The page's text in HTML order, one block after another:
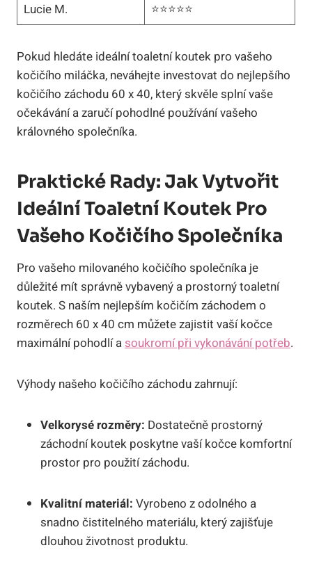
Lucie M.
⭐️⭐️⭐️⭐️⭐️
Pokud hledáte ideální toaletní koutek pro vašeho
kočičího miláčka, neváhejte investovat do nejlepšího
kočičího záchodu 60 x 40, který skvěle splní vaše
očekávání a zaručí pohodlné používání vašeho
královného společníka.
Praktické Rady: Jak Vytvořit
Ideální Toaletní Koutek Pro
Vašeho Kočičího Společníka
Pro vašeho milovaného kočičího společníka je
důležité mít správně vybavený a prostorný toaletní
koutek. S naším nejlepším kočičím záchodem o
rozměrech 60 x 40 cm můžete zajistit vaší kočce
maximální pohodlí asoukromí při vykonávání potřeb.
Výhody našeho kočičího záchodu zahrnují:
Velkorysé rozměry: Dostatečně prostorný
záchodní koutek poskytne vaší kočce komfortní
prostor pro použití záchodu.
Kvalitní materiál: Vyrobeno z odolného a
snadno čistitelného materiálu, který zajišťuje
dlouhou životnost produktu.